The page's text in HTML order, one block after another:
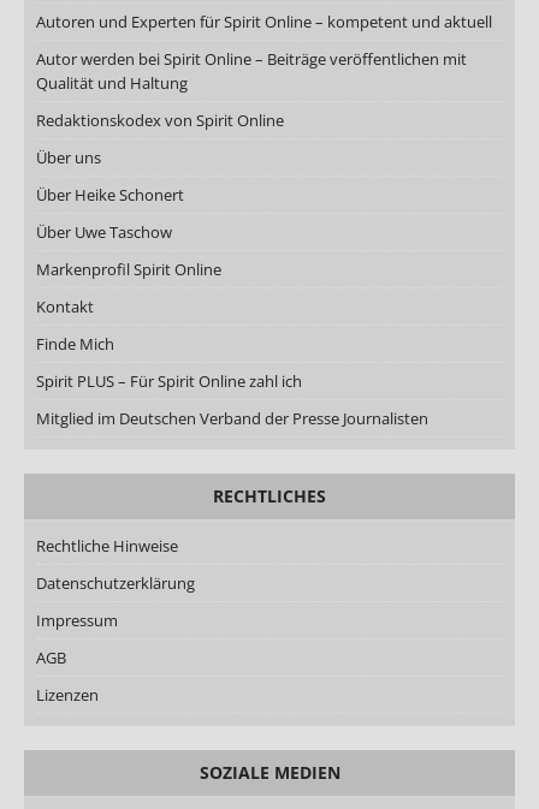
Autoren und Experten für Spirit Online – kompetent und aktuell
Autor werden bei Spirit Online – Beiträge veröffentlichen mit
Qualität und Haltung
Redaktionskodex von Spirit Online
Über uns
Über Heike Schonert
Über Uwe Taschow
Markenprofil Spirit Online
Kontakt
Finde Mich
Spirit PLUS – Für Spirit Online zahl ich
Mitglied im Deutschen Verband der Presse Journalisten
RECHTLICHES
Rechtliche Hinweise
Datenschutzerklärung
Impressum
AGB
Lizenzen
SOZIALE MEDIEN